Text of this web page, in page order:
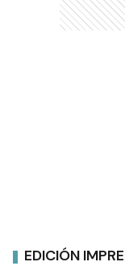
EDICIÓN